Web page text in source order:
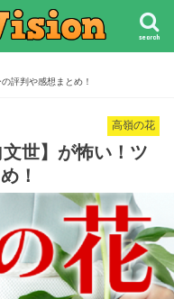
search
評判や感想まとめ！
高嶺の花
世】が怖い！ツ
！